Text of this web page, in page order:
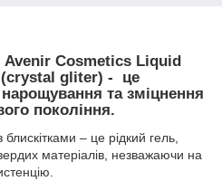
Avenir Cosmetics Liquid
(crystal gliter) - це
та зміцнення
покоління.
– це рідкий гель,
матеріалів, незважаючи на